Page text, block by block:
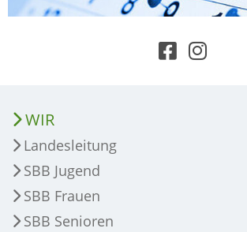
WIR
Landesleitung
SBB Jugend
SBB Frauen
SBB Senioren